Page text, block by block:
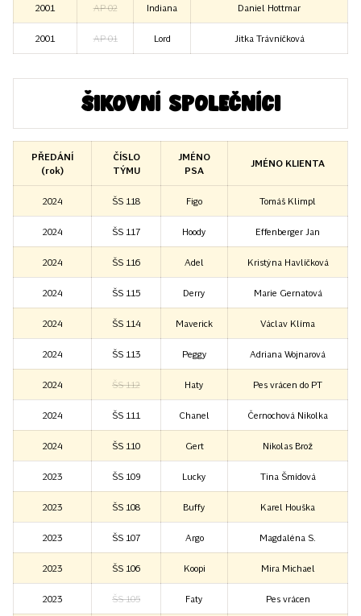
2001 AP 02 Indiana Daniel Hottmar
2001 AP 01 Lord Jitka Trávníčková
Šikovní společníci
PŘEDÁNÍ
(rok)
ČÍSLO
TÝMU
JMÉNO
PSA
JMÉNO KLIENTA
2024 ŠS 118 Figo Tomáš Klimpl
2024 ŠS 117 Hoody Effenberger Jan
2024 ŠS 116 Adel Kristýna Havlíčková
2024 ŠS 115 Derry Marie Gernatová
2024 ŠS 114 Maverick Václav Klíma
2024 ŠS 113 Peggy Adriana Wojnarová
2024 ŠS 112 Haty Pes vrácen do PT
2024 ŠS 111 Chanel Černochová Nikolka
2024 ŠS 110 Gert Nikolas Brož
2023 ŠS 109 Lucky Tina Šmídová
2023 ŠS 108 Buffy Karel Houška
2023 ŠS 107 Argo Magdaléna S.
2023 ŠS 106 Koopi Mira Michael
2023 ŠS 105 Faty Pes vrácen